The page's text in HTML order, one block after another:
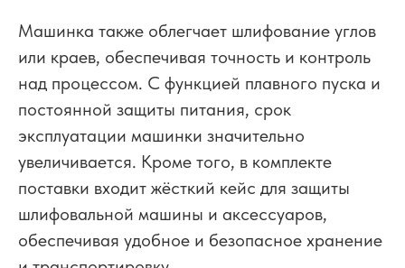
Машинка также облегчает шлифование углов
или краев, обеспечивая точность и контроль
над процессом. С функцией плавного пуска и
постоянной защиты питания, срок
эксплуатации машинки значительно
увеличивается. Кроме того, в комплекте
поставки входит жёсткий кейс для защиты
шлифовальной машины и аксессуаров,
обеспечивая удобное и безопасное хранение